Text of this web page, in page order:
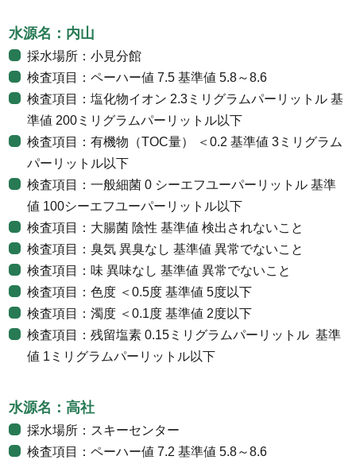
水源名：内山
採水場所：小見分館
検査項目：ペーハー値 7.5 基準値 5.8～8.6
検査項目：塩化物イオン 2.3ミリグラムパーリットル 基
準値 200ミリグラムパーリットル以下
検査項目：有機物（TOC量） ＜0.2 基準値 3ミリグラム
パーリットル以下
検査項目：一般細菌 0 シーエフユーパーリットル 基準
値 100シーエフユーパーリットル以下
検査項目：大腸菌 陰性 基準値 検出されないこと
検査項目：臭気 異臭なし 基準値 異常でないこと
検査項目：味 異味なし 基準値 異常でないこと
検査項目：色度 ＜0.5度 基準値 5度以下
検査項目：濁度 ＜0.1度 基準値 2度以下
検査項目：残留塩素 0.15ミリグラムパーリットル 基準
値 1ミリグラムパーリットル以下
水源名：高社
採水場所：スキーセンター
検査項目：ペーハー値 7.2 基準値 5.8～8.6